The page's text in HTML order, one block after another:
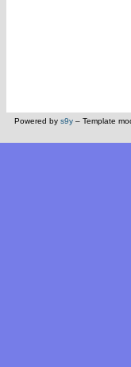
Powered by s9y – Template